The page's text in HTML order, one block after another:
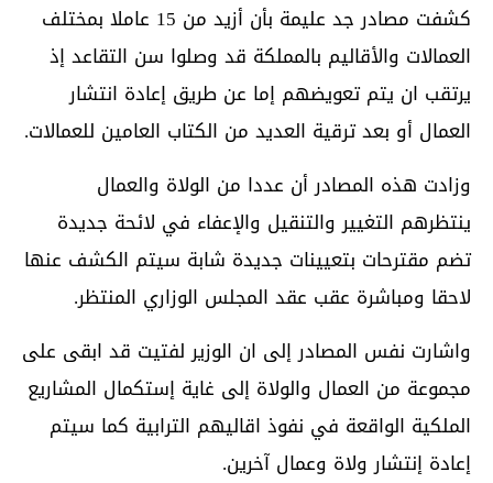
كشفت مصادر جد عليمة بأن أزيد من 15 عاملا بمختلف
العمالات والأقاليم بالمملكة قد وصلوا سن التقاعد إذ
يرتقب ان يتم تعويضهم إما عن طريق إعادة انتشار
العمال أو بعد ترقية العديد من الكتاب العامين للعمالات.
وزادت هذه المصادر أن عددا من الولاة والعمال
ينتظرهم التغيير والتنقيل والإعفاء في لائحة جديدة
تضم مقترحات بتعيينات جديدة شابة سيتم الكشف عنها
لاحقا ومباشرة عقب عقد المجلس الوزاري المنتظر.
واشارت نفس المصادر إلى ان الوزير لفتيت قد ابقى على
مجموعة من العمال والولاة إلى غاية إستكمال المشاريع
الملكية الواقعة في نفوذ اقاليهم الترابية كما سيتم
إعادة إنتشار ولاة وعمال آخرين.